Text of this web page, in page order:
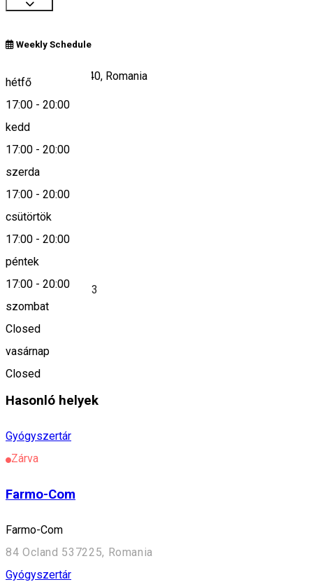
Weekly Schedule
hétfő
17:00 - 20:00
kedd
17:00 - 20:00
szerda
17:00 - 20:00
csütörtök
17:00 - 20:00
péntek
17:00 - 20:00
szombat
Closed
vasárnap
Closed
Nr.33, Ulieș 537340, Romania
Keresd térképen
Leírás
Farmacia Medina 3
Település
Hasonló helyek
Gyógyszertár
Zárva
Farmo-Com
Farmo-Com
84 Ocland 537225, Romania
Gyógyszertár